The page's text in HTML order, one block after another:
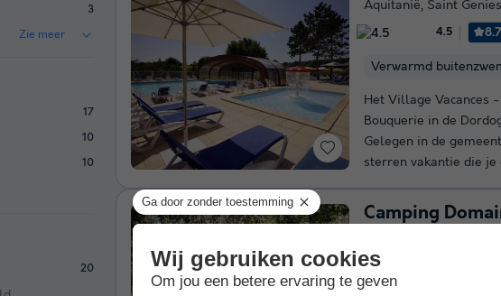
3
Zie meer
17
10
10
20
Aquitanië, Saint Genies
4.5 8.7
Verwarmd
Het Village Vacances
Bouquerie in de
Gelegen in de
sterren vakantie die je
Camping